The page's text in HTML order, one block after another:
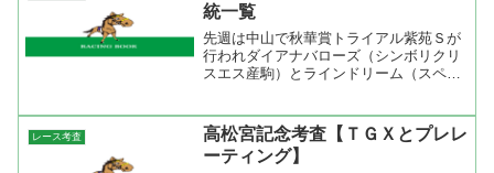
統一覧
先週は中山で秋華賞トライアル紫苑Ｓが
行われダイアナバローズ（シンボリクリ
スエス産駒）とラインドリーム（スペシ
らは秋華賞へ直結するレースなのでじっ
くりと見ておきたい。 ロ...
レース考査
高松宮記念考査【ＴＧＸとプレレ
ーティング】